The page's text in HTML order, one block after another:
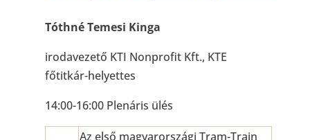
Tóthné Temesi Kinga
irodavezető KTI Nonprofit Kft., KTE
főtitkár-helyettes
14:00-16:00 Plenáris ülés
Az első magyarországi Tram-Train